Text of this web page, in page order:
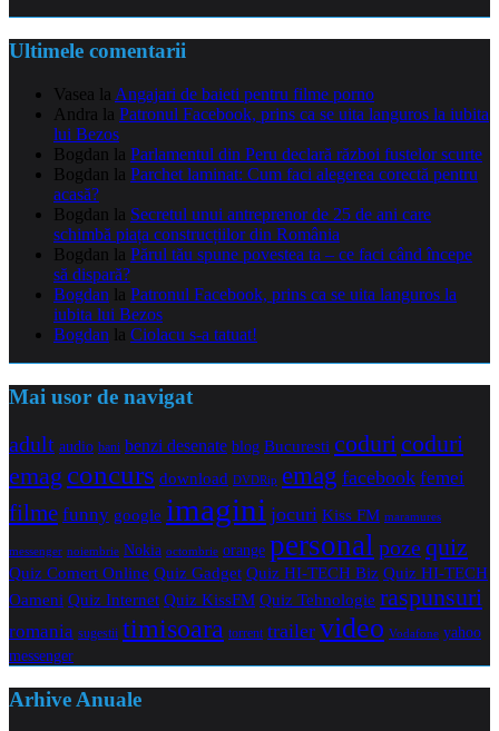
Ultimele comentarii
Vasea la Angajari de baieti pentru filme porno
Andra la Patronul Facebook, prins ca se uita languros la iubita
lui Bezos
Bogdan la Parlamentul din Peru declară război fustelor scurte
Bogdan la Parchet laminat: Cum faci alegerea corectă pentru
acasă?
Bogdan la Secretul unui antreprenor de 25 de ani care
schimbă piața construcțiilor din România
Bogdan la Părul tău spune povestea ta – ce faci când începe
să dispară?
Bogdan la Patronul Facebook, prins ca se uita languros la
iubita lui Bezos
Bogdan la Ciolacu s-a tatuat!
Mai usor de navigat
adult audio bani benzi desenate blog Bucuresti coduricoduri
emag concurs download DVDRip emag facebook femei
filme funny google imagini jocuri Kiss FM maramures
messenger noiembrie Nokia octombrie orange personal pozequiz
Quiz Comert Online Quiz Gadget Quiz HI-TECH Biz Quiz HI-TECH
Oameni Quiz Internet Quiz KissFM Quiz Tehnologie raspunsuri
romania sugestii timisoara torrent trailer video Vodafone yahoo
messenger
Arhive Anuale